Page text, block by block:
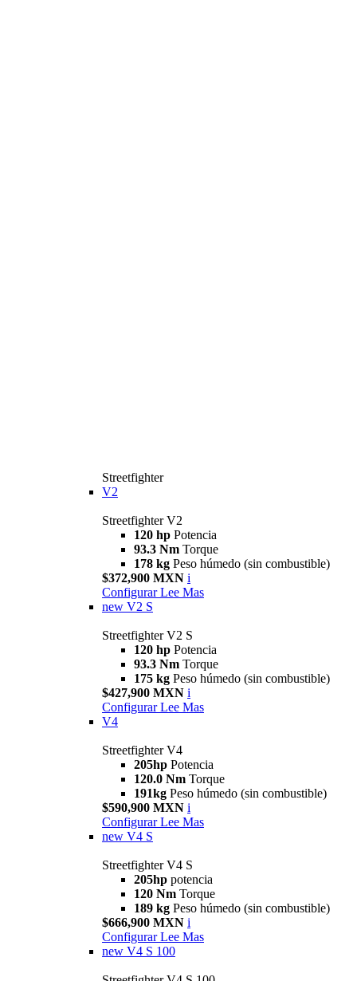
Streetfighter
V2
Streetfighter V2
120 hp Potencia
93.3 Nm Torque
178 kg Peso húmedo (sin combustible)
$372,900 MXN i
Configurar Lee Mas
new V2 S
Streetfighter V2 S
120 hp Potencia
93.3 Nm Torque
175 kg Peso húmedo (sin combustible)
$427,900 MXN i
Configurar Lee Mas
V4
Streetfighter V4
205hp Potencia
120.0 Nm Torque
191kg Peso húmedo (sin combustible)
$590,900 MXN i
Configurar Lee Mas
new V4 S
Streetfighter V4 S
205hp potencia
120 Nm Torque
189 kg Peso húmedo (sin combustible)
$666,900 MXN i
Configurar Lee Mas
new V4 S 100